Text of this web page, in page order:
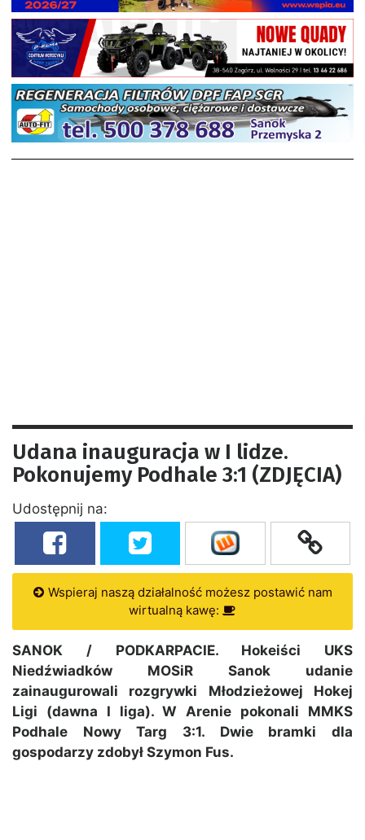
Udana inauguracja w I lidze.
Pokonujemy Podhale 3:1 (ZDJĘCIA)
Udostępnij na:
Wspieraj naszą działalność możesz postawić nam
wirtualną kawę:
SANOK / PODKARPACIE. Hokeiści UKS
Niedźwiadków MOSiR Sanok udanie
zainaugurowali rozgrywki Młodzieżowej Hokej
Ligi (dawna I liga). W Arenie pokonali MMKS
Podhale Nowy Targ 3:1. Dwie bramki dla
gospodarzy zdobył Szymon Fus.